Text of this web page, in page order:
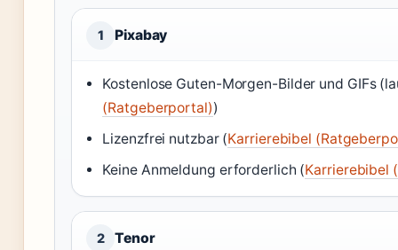
1 Pixabay
Kostenlose Guten-Morgen-Bilder und GIFs
(Ratgeberportal))
Lizenzfrei nutzbar (Karrierebibel
Keine Anmeldung erforderlich (Karrierebibel
2 Tenor